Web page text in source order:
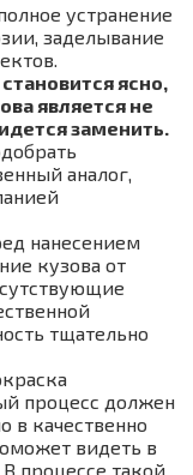
устранение
заделывание
ясно,
является не
заменить.
аналог,
нанесением
кузова от
тщательно
процесс должен
в качественно
видеть в
процессе такой